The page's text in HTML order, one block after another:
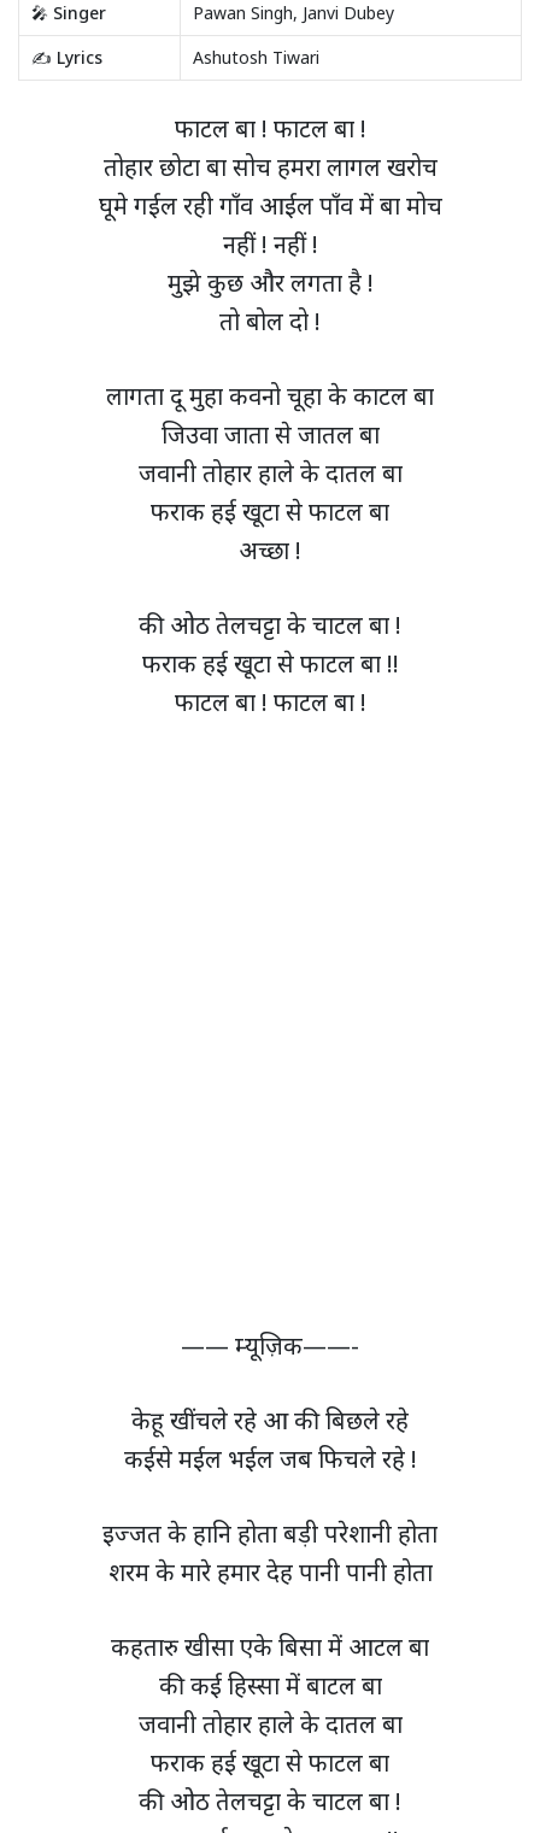
🎤 Singer
Pawan Singh, Janvi Dubey
✍️ Lyrics
Ashutosh Tiwari
फाटल बा ! फाटल बा !
तोहार छोटा बा सोच हमरा लागल खरोच
घूमे गईल रही गाँव आईल पाँव में बा मोच
नहीं ! नहीं !
मुझे कुछ और लगता है !
तो बोल दो !
लागता दू मुहा कवनो चूहा के काटल बा
जिउवा जाता से जातल बा
जवानी तोहार हाले के दातल बा
फराक हई खूटा से फाटल बा
अच्छा !
की ओठ तेलचट्टा के चाटल बा !
फराक हई खूटा से फाटल बा !!
फाटल बा ! फाटल बा !
—— म्यूज़िक——-
केहू खींचले रहे आ की बिछले रहे
कईसे मईल भईल जब फिचले रहे !
इज्जत के हानि होता बड़ी परेशानी होता
शरम के मारे हमार देह पानी पानी होता
कहतारु खीसा एके बिसा में आटल बा
की कई हिस्सा में बाटल बा
जवानी तोहार हाले के दातल बा
फराक हई खूटा से फाटल बा
की ओठ तेलचट्टा के चाटल बा !